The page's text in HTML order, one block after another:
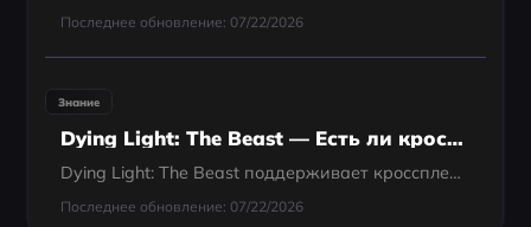
Последнее обновление: 07/22/2026
Знание
Dying Light: The Beast — Есть ли кроссплей? Всё, что нужно знать
Dying Light: The Beast поддерживает кроссплей? В этой статье подробно разбирается текущее состояние кроссплатформенной игры, возможности мультиплеера и вероятность того, что Techland добавит кроссплей в будущих обновлениях.
Последнее обновление: 07/22/2026